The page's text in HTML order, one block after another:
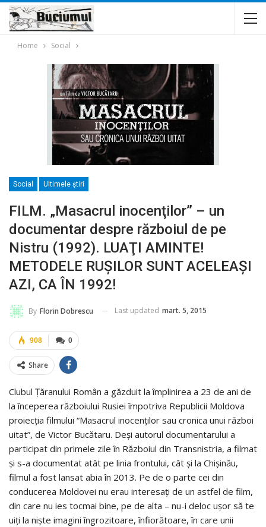
Home Social
Social Ultimele ştiri
FILM. „Masacrul inocenţilor” – un
documentar despre războiul de pe
Nistru (1992). LUAŢI AMINTE!
METODELE RUŞILOR SUNT ACELEAŞI
AZI, CA ÎN 1992!
By Florin Dobrescu Last updated mart. 5, 2015
0
908
Share
Clubul Ţăranului Român a găzduit la împlinirea a 23 de ani de
la începerea războiului Rusiei împotriva Republicii Moldova
proiecţia filmului “Masacrul inocenților sau cronica unui război
uitat”, de Victor Bucătaru. Deși autorul documentarului a
participat din primele zile în Războiul din Transnistria, a filmat
și s-a documentat atât pe linia frontului, cât și la Chișinău,
filmul a fost lansat abia în 2013. Pe de o parte cei din
conducerea Moldovei nu erau interesați de un astfel de film,
din care nu ies tocmai bine, pe de alta – nu-i deloc ușor să te
uiți la niște imagini îngrozitoare, înfiorătoare, în care unii